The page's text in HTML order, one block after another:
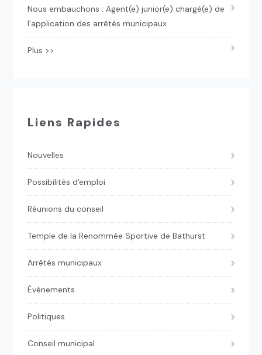
Nous embauchons : Agent(e) junior(e) chargé(e) de
l'application des arrêtés municipaux
Plus >>
Liens Rapides
Nouvelles
Possibilités d'emploi
Réunions du conseil
Temple de la Renommée Sportive de Bathurst
Arrêtés municipaux
Événements
Politiques
Conseil municipal